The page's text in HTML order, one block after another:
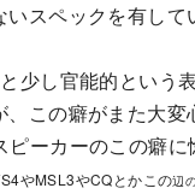
スペックを有して
少し官能的という
この癖がまた大
ーカーのこの癖
やMSL3やCQとかこの辺